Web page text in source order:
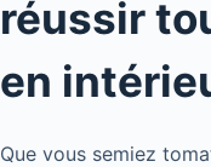
réussir
en
Que vous semiez